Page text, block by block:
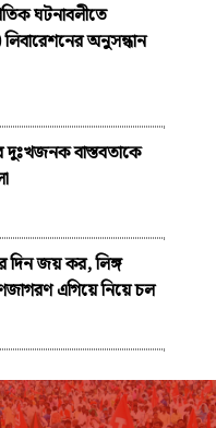
ঘটনাবলীতে
অনুসন্ধান
দুঃখজনক বাস্তবতাকে
জয় কর, লিঙ্গ
এগিয়ে নিয়ে চল